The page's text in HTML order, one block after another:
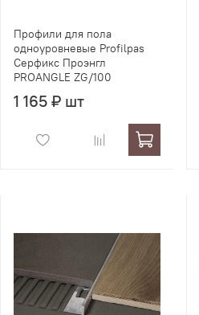
Профили для пола
одноуровневые Profilpas
Серфикс Проэнгл
PROANGLE ZG/100
1 165 ₽ шт